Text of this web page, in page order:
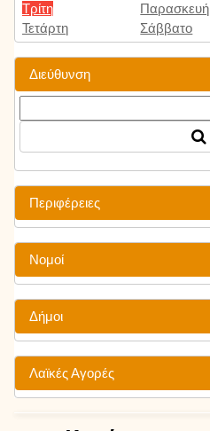
Τρίτη
Τετάρτη
Παρασκευή
Σάββατο
Διεύθυνση
Περιφέρειες
Νομοί
Δήμοι
Λαϊκές Αγορές